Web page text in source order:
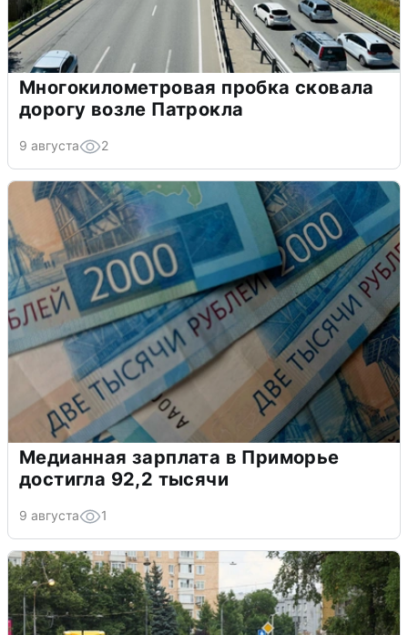
Многокилометровая пробка сковала
дорогу возле Патрокла
9 августа 2
Медианная зарплата в Приморье
достигла 92,2 тысячи
9 августа 1